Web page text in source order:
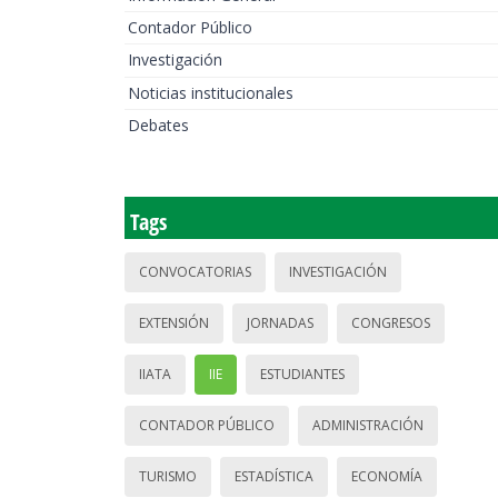
Contador Público
Investigación
Noticias institucionales
Debates
Tags
CONVOCATORIAS INVESTIGACIÓN
EXTENSIÓN JORNADAS CONGRESOS
IIATA IIE ESTUDIANTES
CONTADOR PÚBLICO ADMINISTRACIÓN
TURISMO ESTADÍSTICA ECONOMÍA